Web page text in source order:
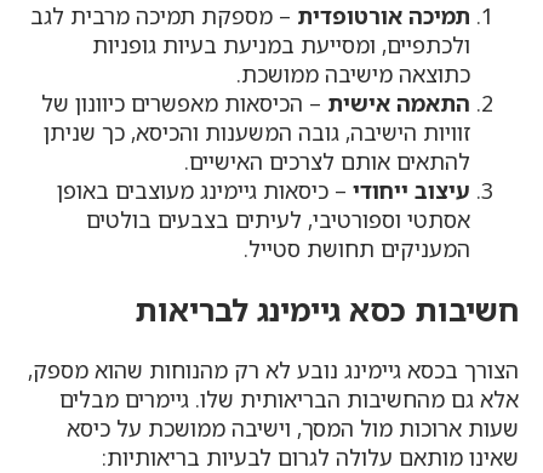
תמיכה אורטופדית – מספקת תמיכה מרבית לגב
ולכתפיים, ומסייעת במניעת בעיות גופניות
כתוצאה מישיבה ממושכת.
התאמה אישית – הכיסאות מאפשרים כיוונון של
זוויות הישיבה, גובה המשענות והכיסא, כך שניתן
להתאים אותם לצרכים האישיים.
עיצוב ייחודי – כיסאות גיימינג מעוצבים באופן
אסתטי וספורטיבי, לעיתים בצבעים בולטים
המעניקים תחושת סטייל.
חשיבות כסא גיימינג לבריאות
הצורך בכסא גיימינג נובע לא רק מהנוחות שהוא מספק,
אלא גם מהחשיבות הבריאותית שלו. גיימרים מבלים
שעות ארוכות מול המסך, וישיבה ממושכת על כיסא
שאינו מותאם עלולה לגרום לבעיות בריאותיות: